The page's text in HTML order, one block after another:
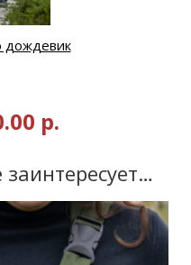
дождевик
р.